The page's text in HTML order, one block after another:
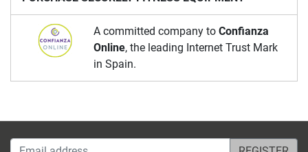
A committed company to Confianza
Online, the leading Internet Trust Mark
in Spain.
Email address